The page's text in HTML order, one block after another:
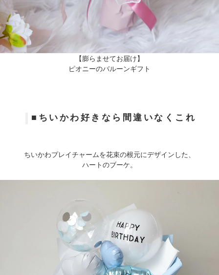
【膨らませてお届け】
ピオニーのバルーンギフト
■ちいかわ好きなら間違いなくこれ
ちいかわプレイチャームを花束の根元にデザインした、
ハートのブーケ。